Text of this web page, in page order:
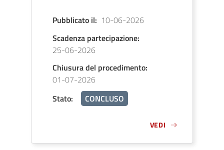
Pubblicato il: 10-06-2026
Scadenza partecipazione:
25-06-2026
Chiusura del procedimento:
01-07-2026
Stato: CONCLUSO
VEDI